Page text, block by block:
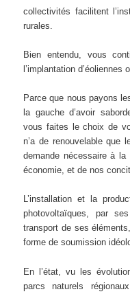
collectivités facilitent
rurales.
Bien entendu, vous
l’implantation d’éoliennes
Parce que nous payons
la gauche d’avoir
vous faites le choix de
n’a de renouvelable que
demande nécessaire à
économie, et de nos
L’installation et la
photovoltaïques, par
transport de ses
forme de soumission
En l’état, vu les
parcs naturels